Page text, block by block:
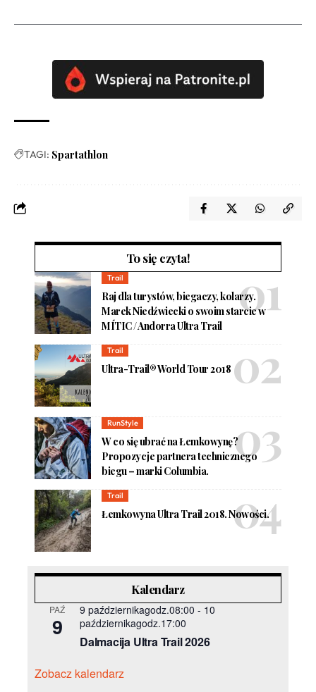
TAGI: Spartathlon
To się czyta!
Trail
Raj dla turystów, biegaczy, kolarzy.
Marek Niedźwiecki o swoim starcie w
MÍTIC / Andorra Ultra Trail
Trail
Ultra-Trail® World Tour 2018
RunStyle
W co się ubrać na Łemkowynę?
Propozycje partnera technicznego
biegu – marki Columbia.
Trail
Łemkowyna Ultra Trail 2018. Nowości.
Kalendarz
PAŹ
9
9 październikagodz.08:00 - 10
październikagodz.17:00
Dalmacija Ultra Trail 2026
Zobacz kalendarz